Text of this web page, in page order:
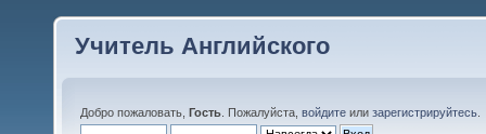
Учитель Английского
Добро пожаловать, Гость . Пожалуйста, войдите или зарегистрируйтесь